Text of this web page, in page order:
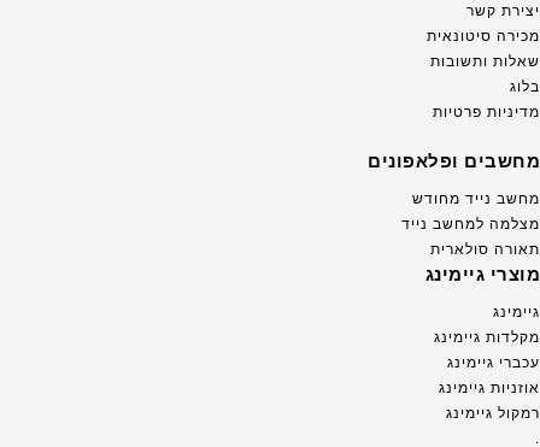
יצירת קשר
מכירה סיטונאית
שאלות ותשובות
בלוג
מדיניות פרטיות
מחשבים ופלאפונים
מחשב נייד מחודש
מצלמה למחשב נייד
תאורה סולארית
מוצרי גיימינג
גיימינג
מקלדות גיימינג
עכברי גיימינג
אוזניות גיימינג
רמקול גיימינג
.